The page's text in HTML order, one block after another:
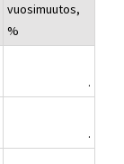
vuosimuutos,
%
.
.